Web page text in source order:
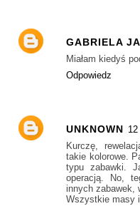
GABRIELA
Miałam kiedyś
Odpowiedz
UNKNOWN
Kurczę,
takie kolorowe.
typu zabawki.
operacją. No,
innych zabawek,
Wszystkie masy